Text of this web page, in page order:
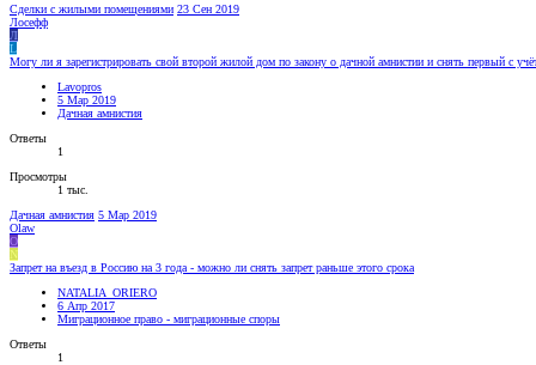
Сделки с жилыми помещениями 23 Сен 2019
Лосефф
Л
L
Могу ли я зарегистрировать свой второй жилой дом по закону о дачной амнистии и снять первый с
Lavopros
5 Мар 2019
Дачная амнистия
Ответы
1
Просмотры
1 тыс.
Дачная амнистия 5 Мар 2019
Olaw
O
N
Запрет на въезд в Россию на 3 года - можно ли снять запрет раньше этого срока
NATALIA_ORIERO
6 Апр 2017
Миграционное право - миграционные споры
Ответы
1